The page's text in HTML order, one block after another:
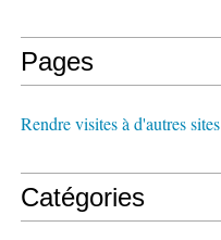
Pages
Rendre visites à d'autres sites
Catégories